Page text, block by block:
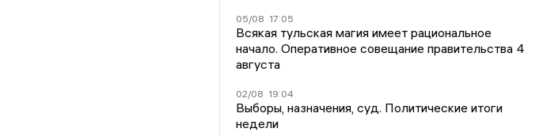
05/08 17:05
Всякая тульская магия имеет рациональное
начало. Оперативное совещание правительства 4
августа
02/08 19:04
Выборы, назначения, суд. Политические итоги
недели